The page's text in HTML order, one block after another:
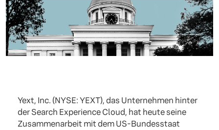
Yext, Inc. (NYSE: YEXT), das Unternehmen hinter
der Search Experience Cloud, hat heute seine
Zusammenarbeit mit dem US-Bundesstaat